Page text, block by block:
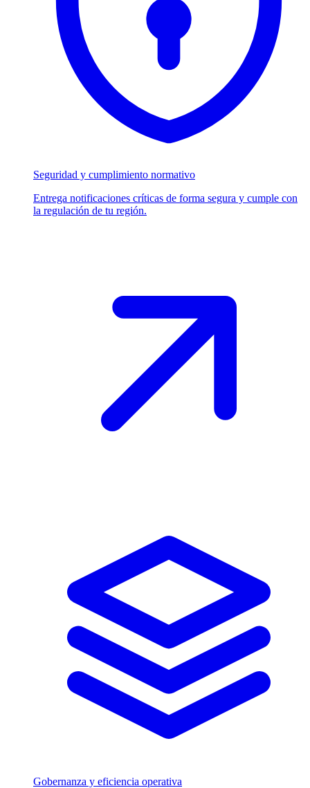
Seguridad y cumplimiento normativo
Entrega notificaciones críticas de forma segura y cumple con
la regulación de tu región.
Gobernanza y eficiencia operativa